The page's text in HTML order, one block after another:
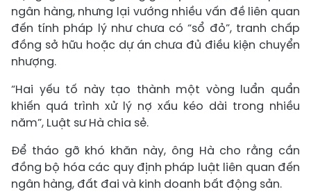
ngân hàng, nhưng lại vướng nhiều vấn đề liên quan
đến tính pháp lý như chưa có “sổ đỏ”, tranh chấp
đồng sở hữu hoặc dự án chưa đủ điều kiện chuyển
nhượng.
“Hai yếu tố này tạo thành một vòng luẩn quẩn
khiến quá trình xử lý nợ xấu kéo dài trong nhiều
năm”, Luật sư Hà chia sẻ.
Để tháo gỡ khó khăn này, ông Hà cho rằng cần
đồng bộ hóa các quy định pháp luật liên quan đến
ngân hàng, đất đai và kinh doanh bất động sản.